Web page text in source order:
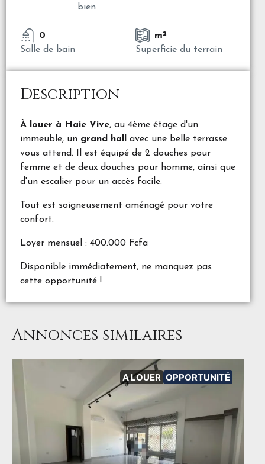
bien
0
Salle de bain
m²
Superficie du terrain
Description
À louer à Haie Vive, au 4ème étage d'un
immeuble, un grand hall
avec une belle terrasse
vous attend. Il est équipé de 2 douches pour
femme et de deux douches pour homme, ainsi que
d'un escalier pour un accès facile.
Tout est soigneusement aménagé pour votre
confort.
Loyer mensuel : 400.000 Fcfa
Disponible immédiatement, ne manquez pas
cette opportunité !
Annonces similaires
A LOUER OPPORTUNITÉ